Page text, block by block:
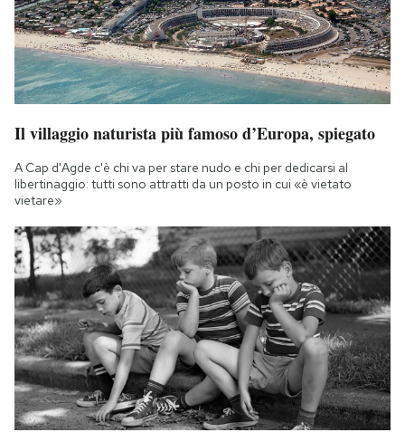
Il villaggio naturista più famoso d’Europa, spiegato
A Cap d'Agde c'è chi va per stare nudo e chi per dedicarsi al
libertinaggio: tutti sono attratti da un posto in cui «è vietato
vietare»